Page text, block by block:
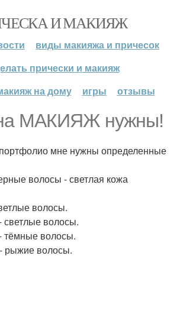
И МАКИЯЖ
виды макияжа и причесок
прически и макияж
на дому
игры отзывы
МАКИЯЖ нужны!
мне нужны определенные
волосы - светлая кожа
волосы.
светлые волосы.
тёмные волосы.
рыжие волосы.